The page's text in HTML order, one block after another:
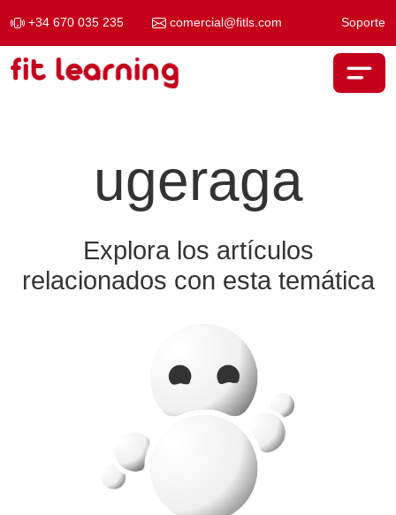
+34 670 035 235 comercial@fitls.com Soporte
Saltar al contenido
Navegación principal
ugeraga
Explora los artículos
relacionados con esta temática